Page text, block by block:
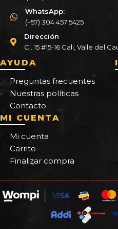
WhatsApp:
(+57) 304 457 5425
Dirección
Cl. 15 #15-16 Cali, Valle del
AYUDA
Preguntas frecuentes
Nuestras políticas
Contacto
MI CUENTA
Mi cuenta
Carrito
Finalizar compra